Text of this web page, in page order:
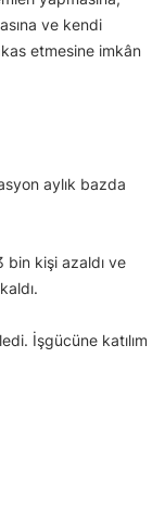
ve kendi
etmesine imkân
aylık bazda
bin kişi azaldı ve
İşgücüne katılım